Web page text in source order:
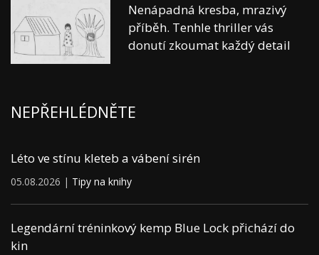
Nenápadná kresba, mrazivý
příběh. Tenhle thriller vás
donutí zkoumat každý detail
NEPŘEHLÉDNĚTE
Léto ve stínu kleteb a vábení sirén
05.08.2026 | Tipy na knihy
Legendární tréninkový kemp Blue Lock přichází do
kin